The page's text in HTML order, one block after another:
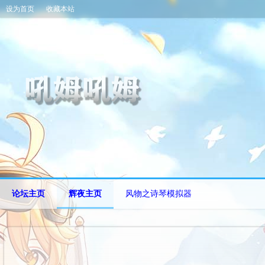
设为首页 收藏本站
论坛主页 辉夜主页 风物之诗琴模拟器